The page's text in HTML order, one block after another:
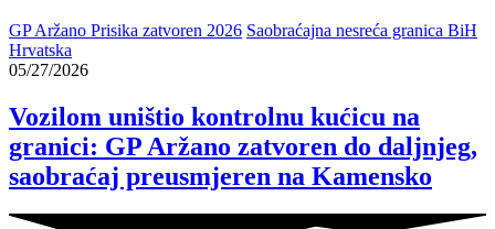
GP Aržano Prisika zatvoren 2026 Saobraćajna nesreća granica BiH
Hrvatska
05/27/2026
Vozilom uništio kontrolnu kućicu na
granici: GP Aržano zatvoren do daljnjeg,
saobraćaj preusmjeren na Kamensko